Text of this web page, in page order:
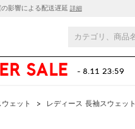
影響による配送遅延 詳細
SALE - 8.11 23:59
ウェット > レディース 長袖スウェット